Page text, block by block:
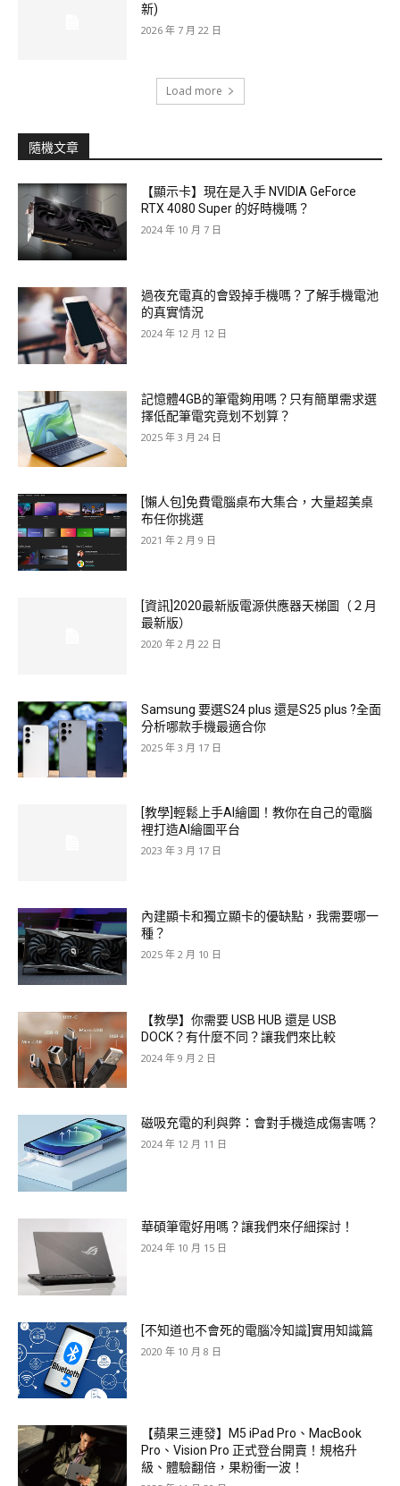
新)
2026 年 7 月 22 日
Load more
隨機文章
【顯示卡】現在是入手 NVIDIA GeForce
RTX 4080 Super 的好時機嗎？
2024 年 10 月 7 日
過夜充電真的會毀掉手機嗎？了解手機電池
的真實情況
2024 年 12 月 12 日
記憶體4GB的筆電夠用嗎？只有簡單需求選
擇低配筆電究竟划不划算？
2025 年 3 月 24 日
[懶人包]免費電腦桌布大集合，大量超美桌
布任你挑選
2021 年 2 月 9 日
[資訊]2020最新版電源供應器天梯圖（２月
最新版）
2020 年 2 月 22 日
Samsung 要選S24 plus 還是S25 plus ?全面
分析哪款手機最適合你
2025 年 3 月 17 日
[教學]輕鬆上手AI繪圖！教你在自己的電腦
裡打造AI繪圖平台
2023 年 3 月 17 日
內建顯卡和獨立顯卡的優缺點，我需要哪一
種？
2025 年 2 月 10 日
【教學】你需要 USB HUB 還是 USB
DOCK？有什麼不同？讓我們來比較
2024 年 9 月 2 日
磁吸充電的利與弊：會對手機造成傷害嗎？
2024 年 12 月 11 日
華碩筆電好用嗎？讓我們來仔細探討！
2024 年 10 月 15 日
[不知道也不會死的電腦冷知識]實用知識篇
2020 年 10 月 8 日
【蘋果三連發】M5 iPad Pro、MacBook
Pro、Vision Pro 正式登台開賣！規格升
級、體驗翻倍，果粉衝一波！